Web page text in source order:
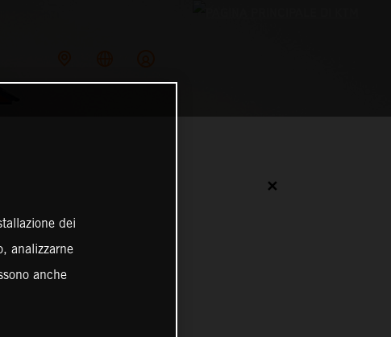
✕
dei
analizzarne
anche